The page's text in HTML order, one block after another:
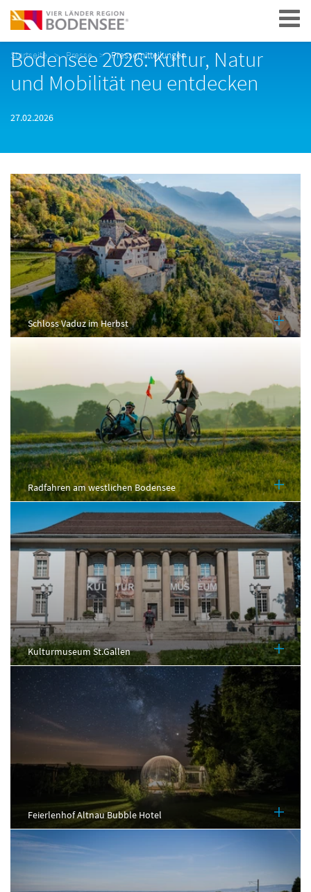
Navigation
Startseite Presse Pressemitteilungen
Bodensee 2026: Kultur, Natur
und Mobilität neu entdecken
27.02.2026
Schloss Vaduz im Herbst
Radfahren am westlichen Bodensee
Kulturmuseum St.Gallen
Feierlenhof Altnau Bubble Hotel